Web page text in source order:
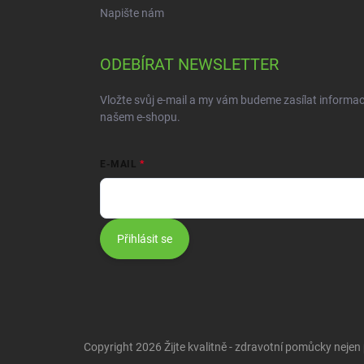
Napište nám
ODEBÍRAT NEWSLETTER
Vložte svůj e-mail a my vám budeme zasílat
našem e-shopu.
E-MAIL
Přihlásit se
Copyright 2026 Žijte kvalitně - zdravotní pomůcky nejen